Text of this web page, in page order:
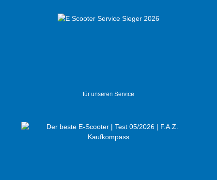
für unseren Service